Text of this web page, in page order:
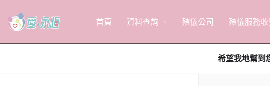
首頁 資料查詢 殯儀公司 殯儀服務收
希望我地幫到